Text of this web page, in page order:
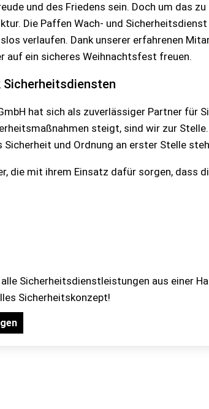
und des Friedens sein. Doch um das
Die Paffen Wach- und
verlaufen. Dank unserer erfahrenen
auf ein sicheres Weihnachtsfest freuen.
Sicherheitsdiensten
hat sich als zuverlässiger Partner für
steigt, sind wir zur
und Ordnung an erster Stelle
die mit ihrem Einsatz dafür sorgen, dass
Sicherheitsdienstleistungen aus einer
Sicherheitskonzept!